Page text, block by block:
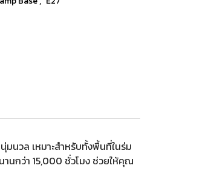
นวล เหมาะสำหรับทั้งพื้นที่ในร่ม
นกว่า 15,000 ชั่วโมง ช่วยให้คุณ